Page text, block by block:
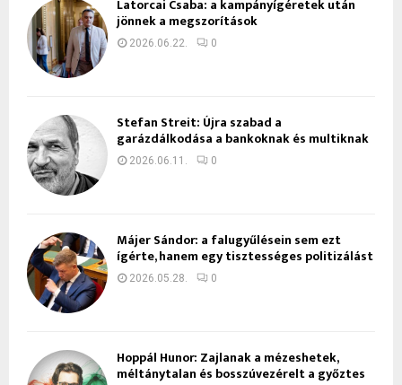
Latorcai Csaba: a kampányígéretek után
jönnek a megszorítások
2026.06.22. 0
Stefan Streit: Újra szabad a
garázdálkodása a bankoknak és multiknak
2026.06.11. 0
Májer Sándor: a falugyűlésein sem ezt
ígérte, hanem egy tisztességes politizálást
2026.05.28. 0
Hoppál Hunor: Zajlanak a mézeshetek,
méltánytalan és bosszúvezérelt a győztes